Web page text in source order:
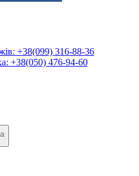
+38(099) 316-88-36
+38(050) 476-94-60